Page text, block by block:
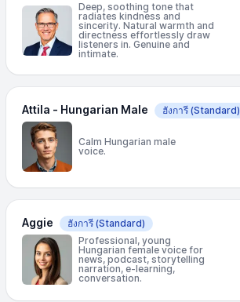
Deep, soothing tone that
radiates kindness and
sincerity. Natural warmth and
directness effortlessly draw
listeners in. Genuine and
intimate.
Attila - Hungarian Male ฮังการี (Standard)
Calm Hungarian male
voice.
Aggie ฮังการี (Standard)
Professional, young
Hungarian female voice for
news, podcast, storytelling
narration, e-learning,
conversation.